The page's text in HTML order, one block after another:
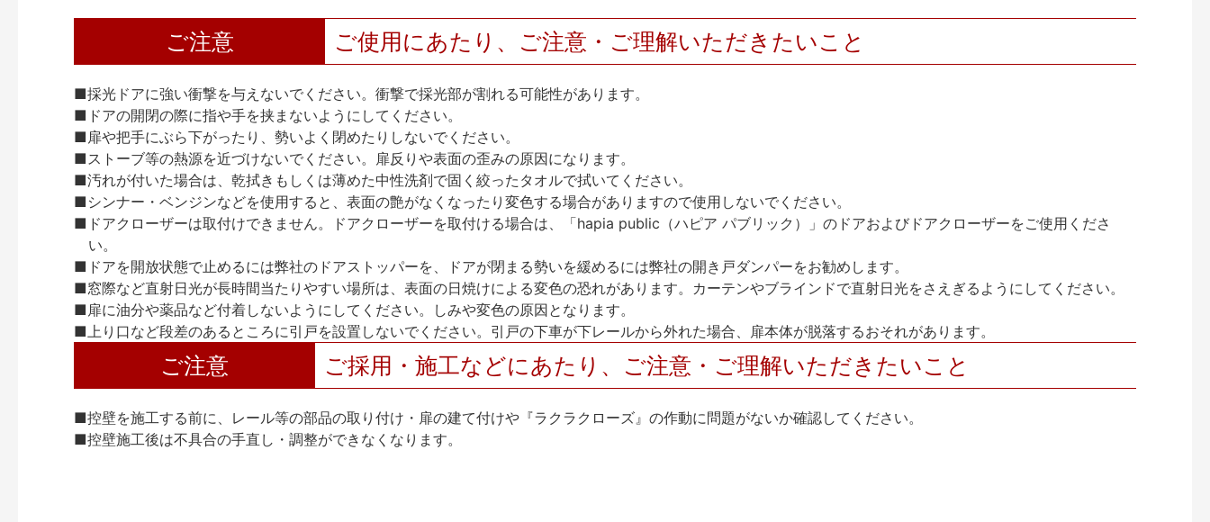
ご注意 ご使用にあたり、ご注意・ご理解いただきたいこと
■採光ドアに強い衝撃を与えないでください。衝撃で採光部が割れる可能性があります。
■ドアの開閉の際に指や手を挟まないようにしてください。
■扉や把手にぶら下がったり、勢いよく閉めたりしないでください。
■ストーブ等の熱源を近づけないでください。扉反りや表面の歪みの原因になります。
■汚れが付いた場合は、乾拭きもしくは薄めた中性洗剤で固く絞ったタオルで拭いてください。
■シンナー・ベンジンなどを使用すると、表面の艶がなくなったり変色する場合がありますので使用しないでください。
■ドアクローザーは取付けできません。ドアクローザーを取付ける場合は、「hapia public（ハピア パブリック）」のドアおよびドアクローザーをご使用くださ
い。
■ドアを開放状態で止めるには弊社のドアストッパーを、ドアが閉まる勢いを緩めるには弊社の開き戸ダンパーをお勧めします。
■窓際など直射日光が長時間当たりやすい場所は、表面の日焼けによる変色の恐れがあります。カーテンやブラインドで直射日光をさえぎるようにしてください。
■扉に油分や薬品など付着しないようにしてください。しみや変色の原因となります。
■上り口など段差のあるところに引戸を設置しないでください。引戸の下車が下レールから外れた場合、扉本体が脱落するおそれがあります。
ご注意 ご採用・施工などにあたり、ご注意・ご理解いただきたいこと
■控壁を施工する前に、レール等の部品の取り付け・扉の建て付けや『ラクラクローズ』の作動に問題がないか確認してください。
■控壁施工後は不具合の手直し・調整ができなくなります。